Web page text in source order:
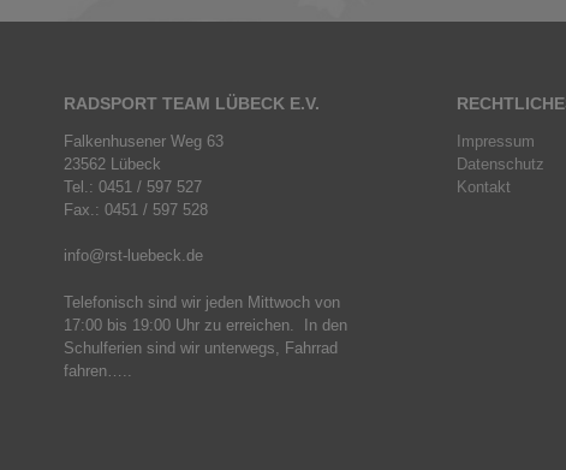
RADSPORT TEAM LÜBECK E.V.
Falkenhusener Weg 63
23562 Lübeck
Tel.: 0451 / 597 527
Fax.: 0451 / 597 528
info@rst-luebeck.de
Telefonisch sind wir jeden Mittwoch von
17:00 bis 19:00 Uhr zu erreichen. In den
Schulferien sind wir unterwegs, Fahrrad
fahren…..
Impressum
Datenschutz
Kontakt